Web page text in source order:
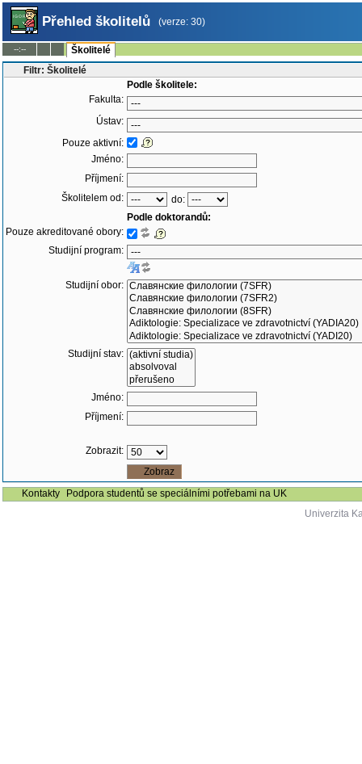
Přehled školitelů (verze: 30)
--:--
Školitelé
Filtr: Školitelé
Podle školitele:
Fakulta:
Ústav:
Pouze aktivní:
Jméno:
Příjmení:
Školitelem od:
do:
Podle doktorandů:
Pouze akreditované obory:
Studijní program:
Studijní obor:
Studijní stav:
Jméno:
Příjmení:
Zobrazit:
Kontakty
Podpora studentů se speciálními potřebami na UK
Univerzita